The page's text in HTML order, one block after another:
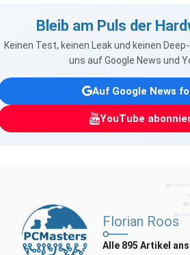
Bleib am Puls der
Keinen Test, keinen Leak und keinen
uns auf Google News und
Auf Google News
YouTube
Florian Roos
Alle 895 Artikel